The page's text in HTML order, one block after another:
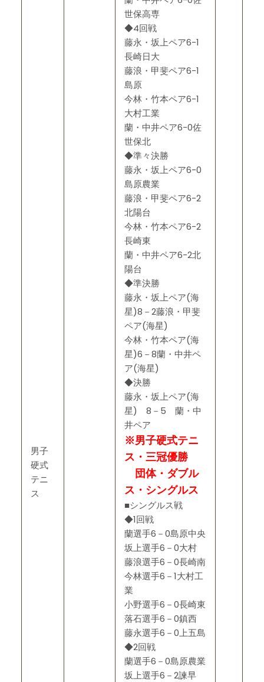
男子
硬式
テニ
ス
世保高専
◆4回戦
藤永・坂上ペア6-1
長崎日大
藤浪・甲斐ペア6-1
島原
今林・竹本ペア6-1
大村工業
蘭・中井ペア6-0佐
世保北
◆準々決勝
藤永・坂上ペア6-0
島原農業
藤浪・甲斐ペア6-2
北陽台
今林・竹本ペア6-2
長崎東
蘭・中井ペア6-2北
陽台
◆準決勝
藤永・坂上ペア(海
星)8－2藤浪・甲斐
ペア(海星)
今林・竹本ペア(海
星)6－8蘭・中井ペ
ア(海星)
◆決勝
藤永・坂上ペア(海
星) 8－5 蘭・中
井ペア
※男子硬式テニ
ス・三冠優勝
団体・ダブル
ス・シングルス
■シングルス戦
◆1回戦
蘭選手6－0島原中央
坂上選手6－0大村
藤浪選手6－0長崎南
今林選手6－1大村工
業
小野選手6－0長崎東
落石選手6－0鎮西
藤永選手6－0上五島
◆2回戦
蘭選手6－0島原農業
坂上選手6－2諫早